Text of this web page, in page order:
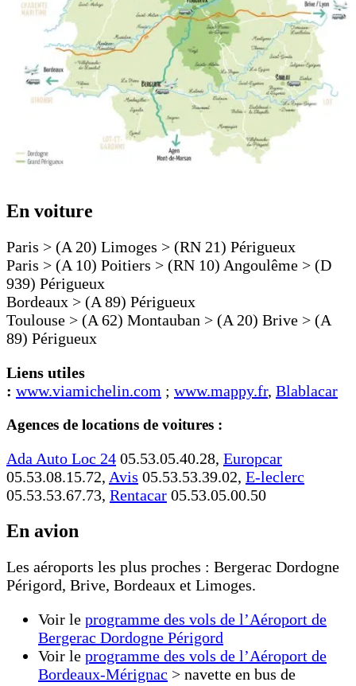
En voiture
Paris > (A 20) Limoges > (RN 21) Périgueux
Paris > (A 10) Poitiers > (RN 10) Angoulême > (D
939) Périgueux
Bordeaux > (A 89) Périgueux
Toulouse > (A 62) Montauban > (A 20) Brive > (A
89) Périgueux
Liens utiles
: www.viamichelin.com ; www.mappy.fr, Blablacar
Agences de locations de voitures :
Ada Auto Loc 24 05.53.05.40.28, Europcar
05.53.08.15.72, Avis 05.53.53.39.02, E-leclerc
05.53.53.67.73, Rentacar 05.53.05.00.50
En avion
Les aéroports les plus proches : Bergerac Dordogne
Périgord, Brive, Bordeaux et Limoges.
Voir le programme des vols de l’Aéroport de
Bergerac Dordogne Périgord
Voir le programme des vols de l’Aéroport de
Bordeaux-Mérignac > navette en bus de